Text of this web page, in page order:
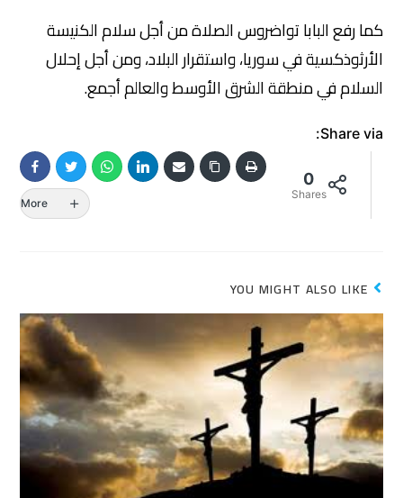
كما رفع البابا تواضروس الصلاة من أجل سلام الكنيسة
الأرثوذكسية في سوريا، واستقرار البلاد، ومن أجل إحلال
السلام في منطقة الشرق الأوسط والعالم أجمع.
Share via:
0
Shares
More
YOU MIGHT ALSO LIKE